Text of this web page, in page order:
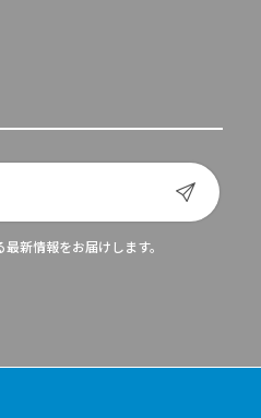
新情報をお届けします。